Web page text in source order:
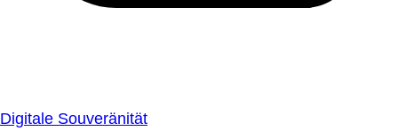
Digitale Souveränität